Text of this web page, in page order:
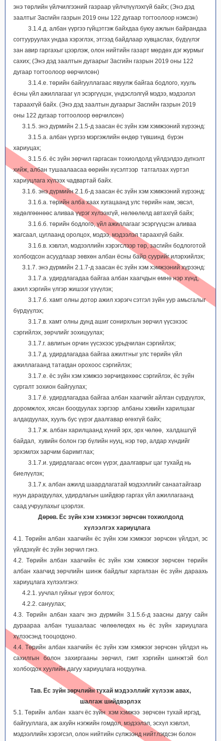
энэ төрлийн үйлчилгээний газраар үйлчлүүлэхгүй байх; (Энэ дэд
заалтыг Засгийн газрын 2019 оны 122 дугаар тогтоолоор нэмсэн)
3.1.4.д. албан үүргээ гүйцэтгэж байхдаа буюу ажлын байрандаа
согтууруулах ундаа хэрэглэх, этгээд байдлаар хувцаслах, бүдүүлэг
зан авир гаргахыг цээрлэж, олон нийтийн газарт мөрдөх дэг журмыг
сахих; (Энэ дэд заалтын дугаарыг Засгийн газрын 2019 оны 122
дугаар тогтоолоор өөрчилсөн)
3.1.4.е. төрийн байгууллагаас явуулж байгаа бодлого, хууль
ёсны үйл ажиллагааг үл эсэргүүцэх, үндэслэлгүй мэдээ, мэдээлэл
тараахгүй байх. (Энэ дэд заалтын дугаарыг Засгийн газрын 2019
оны 122 дугаар тогтоолоор өөрчилсөн)
3.1.5. энэ дүрмийн 2.1.5-д заасан ёс зүйн хэм хэмжээний хүрээнд:
3.1.5.а. албан үүргээ мэргэжлийн өндөр түвшинд бүрэн
хариуцах;
3.1.5.б. ёс зүйн зөрчил гаргасан тохиолдолд үйлдэлдээ дүгнэлт
хийж, албан тушаалаасаа өөрийн хүсэлтээр татгалзах хүртэл
хариуцлага хүлээх чадвартай байх.
3.1.6. энэ дүрмийн 2.1.6-д заасан ёс зүйн хэм хэмжээний хүрээнд:
3.1.6.а. төрийн алба хаах хугацаанд улс төрийн нам, эвсэл,
хөдөлгөөнөөс аливаа үүрэг хүлээхгүй, нөлөөлөлд автахгүй байх;
3.1.6.б. төрийн бодлого, үйл ажиллагааг эсэргүүцсэн аливаа
жагсаал, цуглаанд оролцох, мэдээ, мэдээлэл тараахгүй байх.
3.1.6.в. хэвлэл, мэдээллийн хэрэгслээр төр, засгийн бодлоготой
холбогдсон асуудлаар зөвхөн албан ёсны байр суурийг илэрхийлэх;
3.1.7. энэ дүрмийн 2.1.7-д заасан ёс зүйн хэм хэмжээний хүрээнд:
3.1.7.а. удирдлагадаа байгаа албан хаагчдын өмнө нэр хүнд,
ажил хэргийн үлгэр жишээг үзүүлэх;
3.1.7.б. хамт олны дотор ажил хэрэгч сэтгэл зүйн уур амьсгалыг
бүрдүүлэх;
3.1.7.в. хамт олны дунд ашиг сонирхлын зөрчил үүсэхээс
сэргийлэх, зөрчлийг зохицуулах;
3.1.7.г. авлигын орчин үүсэхээс урьдчилан сэргийлэх;
3.1.7.д. удирдлагадаа байгаа ажилтныг улс төрийн үйл
ажиллагаанд татагдан орохоос сэргийлэх;
3.1.7.е. ёс зүйн хэм хэмжээ зөрчигдөхөөс сэргийлэх, ёс зүйн
сургалт зохион байгуулах;
3.1.7.ё. удирдлагадаа байгаа албан хаагчийг айлган сүрдүүлэх,
доромжлох, хясан боогдуулах зэргээр албаны хэвийн харилцааг
алдагдуулах, хууль бус үүрэг даалгавар өгөхгүй байх;
3.1.7.ж. албан харилцаанд хүний эрх, эрх чөлөө, халдашгүй
байдал, хувийн болон гэр бүлийн нууц, нэр төр, алдар хүндийг
эрхэмлэх зарчим баримтлах;
3.1.7.и. удирдлагаас өгсөн үүрэг, даалгаврыг цаг тухайд нь
биелүүлэх;
3.1.7.к. албан ажилд шаардлагатай мэдээллийг санаатайгаар
нуун дарагдуулах, удирдлагын шийдвэр гаргах үйл ажиллагаанд
саад учруулахыг цээрлэх.
Дөрөв. Ёс зүйн хэм хэмжээг зөрчсөн тохиолдолд
хүлээлгэх хариуцлага
4.1. Төрийн албан хаагчийн ёс зүйн хэм хэмжээг зөрчсөн үйлдэл, эс
үйлдэхүйг ёс зүйн зөрчил гэнэ.
4.2. Төрийн албан хаагчийн ёс зүйн хэм хэмжээг зөрчсөн төрийн
албан хаагчид зөрчлийн шинж байдлыг харгалзан ёс зүйн дараахь
хариуцлага хүлээлгэнэ:
4.2.1. уучлал гуйхыг үүрэг болгох;
4.2.2. сануулах;
4.3. Төрийн албан хаагч энэ дүрмийн 3.1.5.б-д заасны дагуу сайн
дураараа албан тушаалаас чөлөөлөгдөх нь ёс зүйн хариуцлага
хүлээсэнд тооцогдоно.
4.4. Төрийн албан хаагчийн ёс зүйн хэм хэмжээг зөрчсөн үйлдэл нь
сахилгын болон захиргааны зөрчил, гэмт хэргийн шинжтэй бол
холбогдох хуулийн дагуу хариуцлага ногдуулна.
Тав. Ёс зүйн зөрчлийн тухай мэдээллийг хүлээж авах,
шалгаж шийдвэрлэх
5.1. Төрийн албан хаагч ёс зүйн хэм хэмжээ зөрчсөн тухай иргэд,
байгууллага, аж ахуйн нэгжийн гомдол, мэдээлэл, эсхүл хэвлэл,
мэдээллийн хэрэгсэл, олон нийтийн сүлжээнд нийтлэгдсэн болон